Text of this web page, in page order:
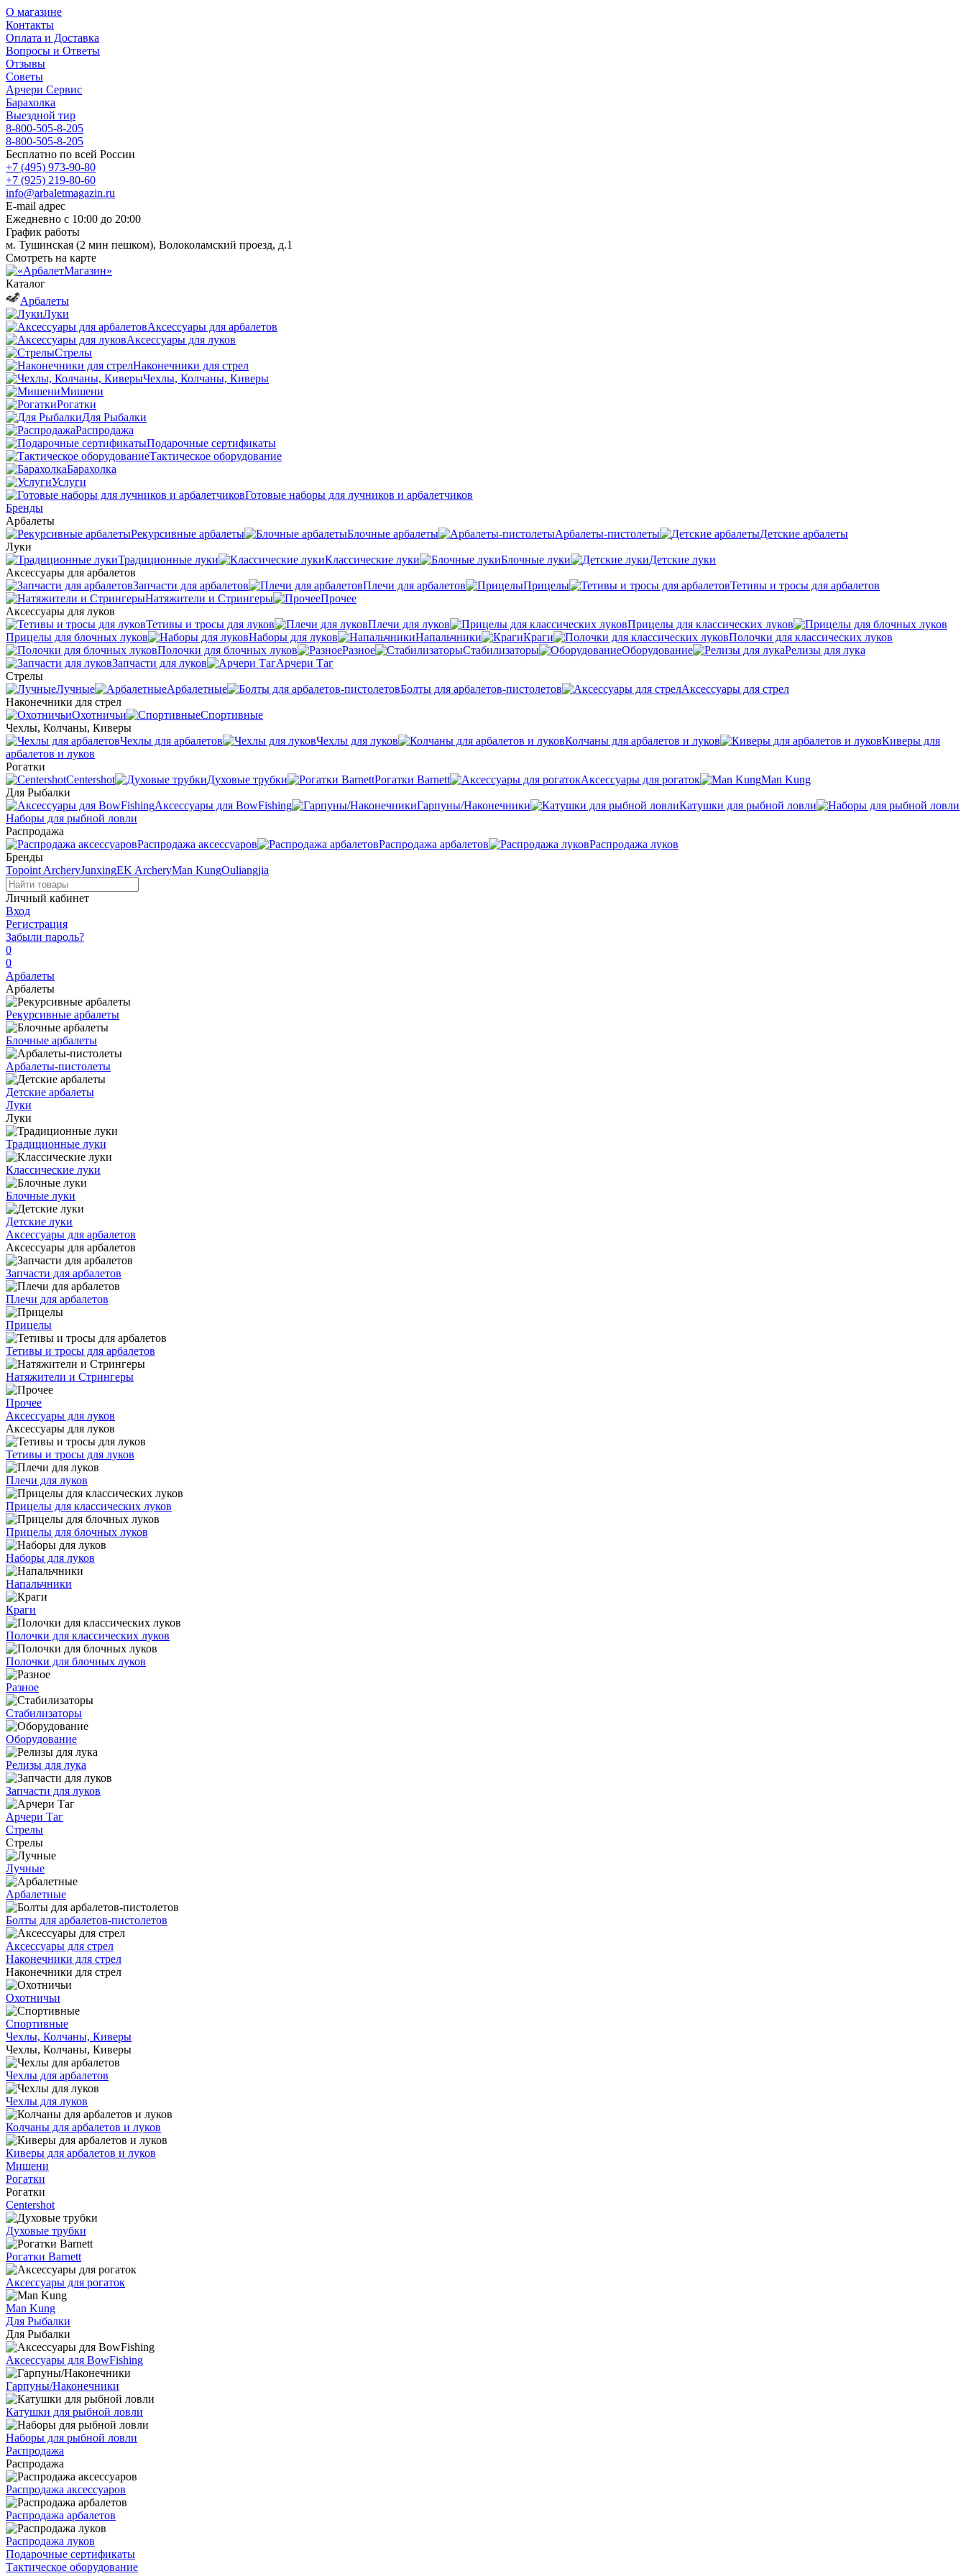
О магазине
Контакты
Оплата и Доставка
Вопросы и Ответы
Отзывы
Советы
Арчери Сервис
Барахолка
Выездной тир
8-800-505-8-205
8-800-505-8-205
Бесплатно по всей России
+7 (495) 973-90-80
+7 (925) 219-80-60
info@arbaletmagazin.ru
E-mail адрес
Ежедневно с 10:00 до 20:00
График работы
м. Тушинская (2 мин пешком), Волоколамский проезд, д.1
Смотреть на карте
Каталог
Арбалеты
Луки
Аксессуары для арбалетов
Аксессуары для луков
Стрелы
Наконечники для стрел
Чехлы, Колчаны, Киверы
Мишени
Рогатки
Для Рыбалки
Распродажа
Подарочные сертификаты
Тактическое оборудование
Барахолка
Услуги
Готовые наборы для лучников и арбалетчиков
Бренды
Арбалеты
Рекурсивные арбалеты
Блочные арбалеты Арбалеты-пистолеты
Детские арбалеты
Луки
Традиционные луки
Классические луки Блочные луки
Детские луки
Аксессуары для арбалетов
Запчасти для арбалетов
Плечи для арбалетов Прицелы
Тетивы и тросы для арбалетов
Натяжители и Стрингеры
Прочее
Аксессуары для луков
Тетивы и тросы для луков
Плечи для луков
Прицелы для классических луков
Прицелы для блочных луков
Наборы для луков Напальчники Краги
Полочки для классических луков
Полочки для блочных луков
Разное Стабилизаторы Оборудование
Релизы для лука
Запчасти для луков
Арчери Таг
Стрелы
Лучные
Арбалетные Болты для арбалетов-пистолетов
Аксессуары для стрел
Наконечники для стрел
Охотничьи
Спортивные
Чехлы, Колчаны, Киверы
Чехлы для арбалетов
Чехлы для луков Колчаны для арбалетов и луков
Киверы для
арбалетов и луков
Рогатки
Centershot
Духовые трубки Рогатки Barnett Аксессуары для рогаток
Man Kung
Для Рыбалки
Аксессуары для BowFishing
Гарпуны/Наконечники
Катушки для рыбной ловли
Наборы для рыбной ловли
Распродажа
Распродажа аксессуаров
Распродажа арбалетов
Распродажа луков
Бренды
Topoint ArcheryJunxingEK ArcheryMan KungOuliangjia
Личный кабинет
Вход
Регистрация
Забыли пароль?
0
0
Арбалеты
Арбалеты
Рекурсивные арбалеты
Блочные арбалеты
Арбалеты-пистолеты
Детские арбалеты
Луки
Луки
Традиционные луки
Классические луки
Блочные луки
Детские луки
Аксессуары для арбалетов
Аксессуары для арбалетов
Запчасти для арбалетов
Плечи для арбалетов
Прицелы
Тетивы и тросы для арбалетов
Натяжители и Стрингеры
Прочее
Аксессуары для луков
Аксессуары для луков
Тетивы и тросы для луков
Плечи для луков
Прицелы для классических луков
Прицелы для блочных луков
Наборы для луков
Напальчники
Краги
Полочки для классических луков
Полочки для блочных луков
Разное
Стабилизаторы
Оборудование
Релизы для лука
Запчасти для луков
Арчери Таг
Стрелы
Стрелы
Лучные
Арбалетные
Болты для арбалетов-пистолетов
Аксессуары для стрел
Наконечники для стрел
Наконечники для стрел
Охотничьи
Спортивные
Чехлы, Колчаны, Киверы
Чехлы, Колчаны, Киверы
Чехлы для арбалетов
Чехлы для луков
Колчаны для арбалетов и луков
Киверы для арбалетов и луков
Мишени
Рогатки
Рогатки
Centershot
Духовые трубки
Рогатки Barnett
Аксессуары для рогаток
Man Kung
Для Рыбалки
Для Рыбалки
Аксессуары для BowFishing
Гарпуны/Наконечники
Катушки для рыбной ловли
Наборы для рыбной ловли
Распродажа
Распродажа
Распродажа аксессуаров
Распродажа арбалетов
Распродажа луков
Подарочные сертификаты
Тактическое оборудование